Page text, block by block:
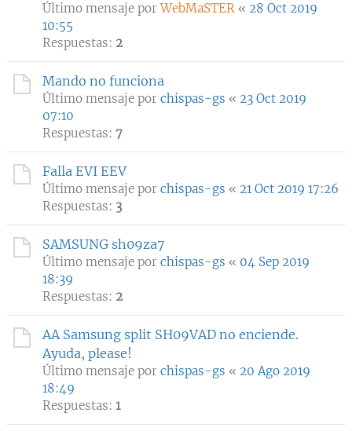
Último mensaje porWebMaSTER « 28 Oct 2019
10:55
Respuestas: 2
Mando no funciona
Último mensaje por chispas-gs « 23 Oct 2019
07:10
Respuestas: 7
Falla EVI EEV
Último mensaje por chispas-gs « 21 Oct 2019 17:26
Respuestas: 3
SAMSUNG sh09za7
Último mensaje por chispas-gs « 04 Sep 2019
18:39
Respuestas: 2
AA Samsung split SH09VAD no enciende.
Ayuda, please!
Último mensaje por chispas-gs « 20 Ago 2019
18:49
Respuestas: 1